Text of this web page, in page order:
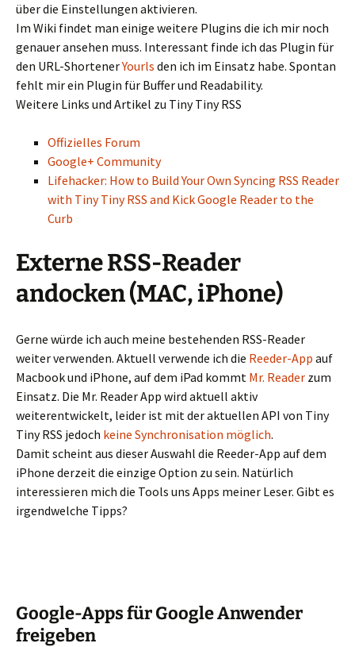
über die Einstellungen aktivieren.
Im Wiki findet man einige weitere Plugins die ich mir noch
genauer ansehen muss. Interessant finde ich das Plugin für
den URL-ShortenerYourls den ich im Einsatz habe. Spontan
fehlt mir ein Plugin für Buffer und Readability.
Weitere Links und Artikel zu Tiny Tiny RSS
Offizielles Forum
Google+ Community
Lifehacker: How to Build Your Own Syncing RSS Reader
with Tiny Tiny RSS and Kick Google Reader to the
Curb
Externe RSS-Reader
andocken (MAC, iPhone)
Gerne würde ich auch meine bestehenden RSS-Reader
weiter verwenden. Aktuell verwende ich die Reeder-App auf
Macbook und iPhone, auf dem iPad kommt Mr. Reader zum
Einsatz. Die Mr. Reader App wird aktuell aktiv
weiterentwickelt, leider ist mit der aktuellen API von Tiny
Tiny RSS jedoch keine Synchronisation möglich.
Damit scheint aus dieser Auswahl die Reeder-App auf dem
iPhone derzeit die einzige Option zu sein. Natürlich
interessieren mich die Tools uns Apps meiner Leser. Gibt es
irgendwelche Tipps?
Google-Apps für Google Anwender
freigeben